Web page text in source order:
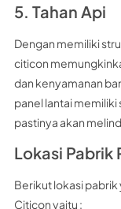
5. Tahan Api
Dengan memiliki
citicon
dan kenyamanan
panel lantai
pastinya akan
Lokasi Pabrik
Berikut lokasi
Citicon yaitu :